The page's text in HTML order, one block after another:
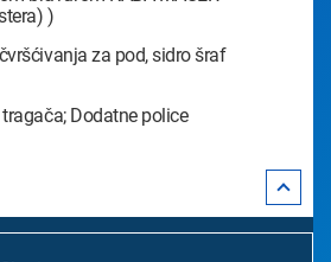
)
za pod, sidro šraf
Dodatne police